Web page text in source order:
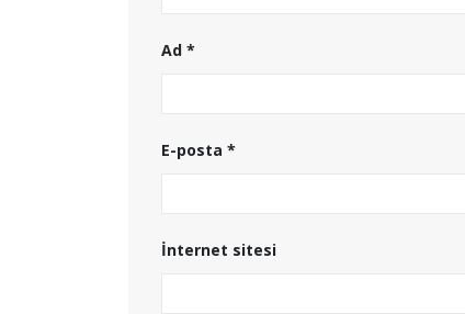
Ad *
E-posta *
İnternet sitesi